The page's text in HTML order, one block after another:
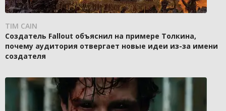
TIM CAIN
Создатель Fallout объяснил на примере Толкина,
почему аудитория отвергает новые идеи из-за имени
создателя